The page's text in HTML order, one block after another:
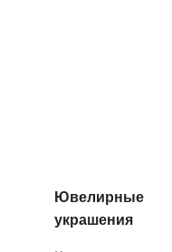
Ювелирные
украшения